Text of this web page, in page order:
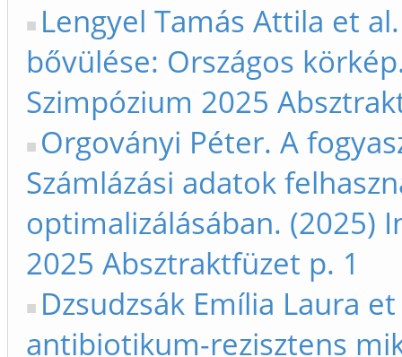
Lengyel Tamás Attila et
bővülése: Országos
Szimpózium 2025
Orgoványi Péter. A
Számlázási adatok
optimalizálásában. (2025)
2025 Absztraktfüzet p. 1
Dzsudzsák Emília Laura
antibiotikum-rezisztens